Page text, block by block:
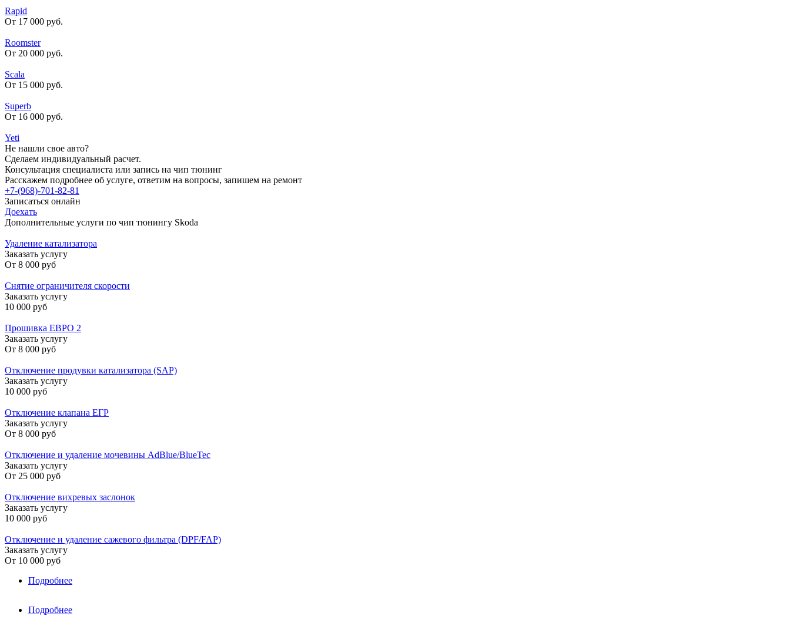
Rapid
От 17 000 руб.
Roomster
От 20 000 руб.
Scala
От 15 000 руб.
Superb
От 16 000 руб.
Yeti
Не нашли свое авто?
Сделаем индивидуальный расчет.
Консультация специалиста или запись на чип тюнинг
Расскажем подробнее об услуге, ответим на вопросы, запишем на ремонт
+7-(968)-701-82-81
Записаться онлайн
Доехать
Дополнительные услуги по чип тюнингу Skoda
Удаление катализатора
Заказать услугу
От 8 000 руб
Снятие ограничителя скорости
Заказать услугу
10 000 руб
Прошивка ЕВРО 2
Заказать услугу
От 8 000 руб
Отключение продувки катализатора (SAP)
Заказать услугу
10 000 руб
Отключение клапана ЕГР
Заказать услугу
От 8 000 руб
Отключение и удаление мочевины AdBlue/BlueTec
Заказать услугу
От 25 000 руб
Отключение вихревых заслонок
Заказать услугу
10 000 руб
Отключение и удаление сажевого фильтра (DPF/FAP)
Заказать услугу
От 10 000 руб
Подробнее
Подробнее